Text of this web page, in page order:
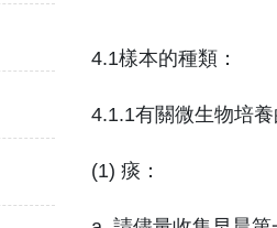
4.1樣本的種類：
4.1.1有關微生物培
(1) 痰：